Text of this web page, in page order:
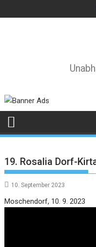
to
19. Rosalia Dorf-
10. September 2023
Moschendorf, 10. 9. 2023